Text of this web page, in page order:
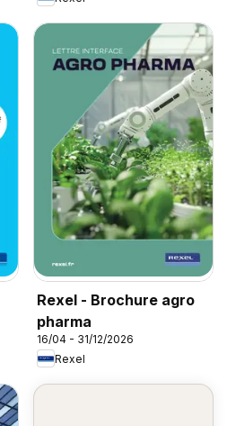
Rexel - Brochure agro
pharma
16/04 - 31/12/2026
Rexel